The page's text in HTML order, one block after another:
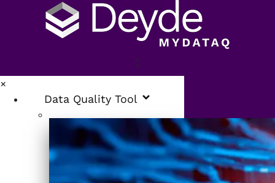
×
Data Quality Tool